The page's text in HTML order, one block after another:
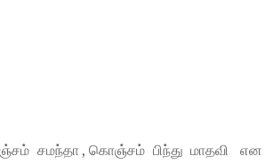
சமந்தா , கொஞ்சம் பிந்து மாதவி